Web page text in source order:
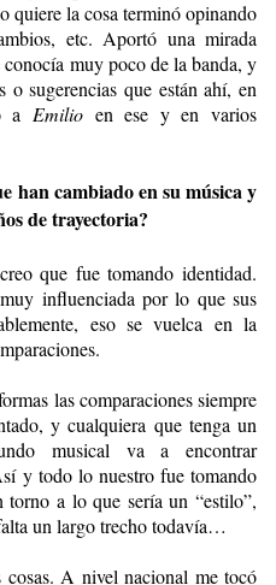
quiere la cosa terminó opinando
etc. Aportó una mirada
muy poco de la banda, y
o sugerencias que están ahí, en
a Emilio en ese y en varios
han cambiado en su música y
de trayectoria?
que fue tomando identidad.
influenciada por lo que sus
eso se vuelca en la
las comparaciones siempre
y cualquiera que tenga un
musical va a encontrar
y todo lo nuestro fue tomando
a lo que sería un “estilo”,
un largo trecho todavía…
A nivel nacional me tocó